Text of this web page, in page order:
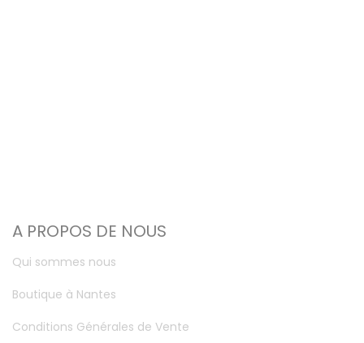
A PROPOS DE NOUS
Qui sommes nous
Boutique à Nantes
Conditions Générales de Vente